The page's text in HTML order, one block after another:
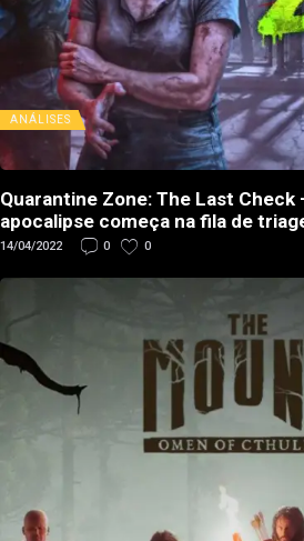
ANÁLISES
Quarantine Zone: The Last Check
apocalipse começa na fila de
14/04/2022 0 0